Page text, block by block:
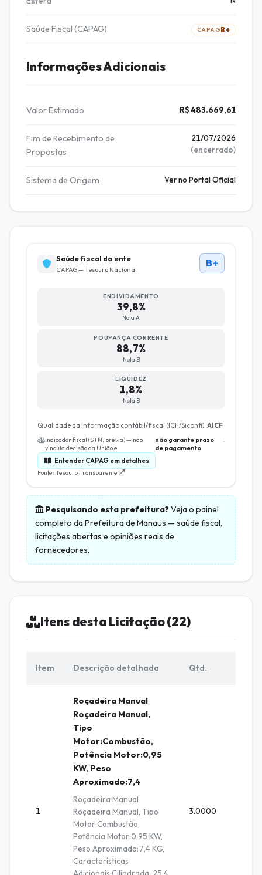
Saúde Fiscal (CAPAG) CAPAGB+
Informações Adicionais
Valor Estimado R$ 483.669,61
Fim de Recebimento de
Propostas
21/07/2026
(encerrado)
Sistema de Origem Ver no Portal Oficial
Saúde fiscal do ente
CAPAG — Tesouro Nacional
B+
ENDIVIDAMENTO
39,8%
Nota A
POUPANÇA CORRENTE
88,7%
Nota B
LIQUIDEZ
1,8%
Nota B
Qualidade da informação contábil/fiscal (ICF/Siconfi): AICF
Indicador fiscal (STN, prévia) — não
vincula decisão da União e
não garante prazo
de pagamento
.
Entender CAPAG em detalhes
Fonte: Tesouro Transparente
Pesquisando esta prefeitura?Veja o painel
completo daPrefeitura de Manaus — saúde fiscal,
licitações abertas e opiniões reais de
fornecedores.
Itens desta Licitação (22)
Item Descrição detalhada Qtd.
1
Roçadeira Manual
Roçadeira Manual,
Tipo
Motor:Combustão,
Potência Motor:0,95
KW, Peso
Aproximado:7,4
Roçadeira Manual
Roçadeira Manual, Tipo
Motor:Combustão,
Potência Motor:0,95 KW,
Peso Aproximado:7,4 KG,
Características
3.0000